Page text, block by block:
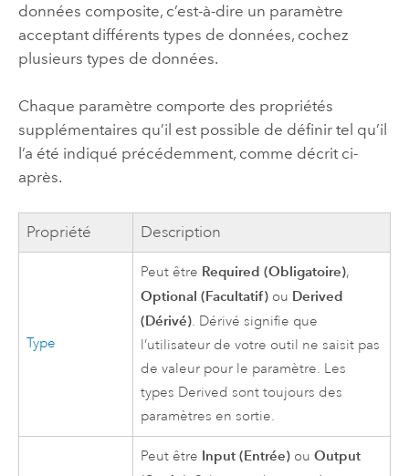
données composite, c’est-à-dire un paramètre
acceptant différents types de données, cochez
plusieurs types de données.
Chaque paramètre comporte des propriétés
supplémentaires qu’il est possible de définir tel qu’il
l’a été indiqué précédemment, comme décrit ci-
après.
Propriété Description
Type
Peut être Required (Obligatoire),
Optional (Facultatif) ou Derived
(Dérivé). Dérivé signifie que
l’utilisateur de votre outil ne saisit pas
de valeur pour le paramètre. Les
types Derived sont toujours des
paramètres en sortie.
Peut être Input (Entrée) ouOutput